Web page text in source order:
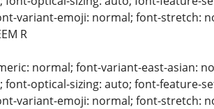
variant-emoji: normal; font-stretch:
R
normal; font-variant-east-asian:
optical-sizing: auto; font-feature-
variant-emoji: normal; font-stretch: